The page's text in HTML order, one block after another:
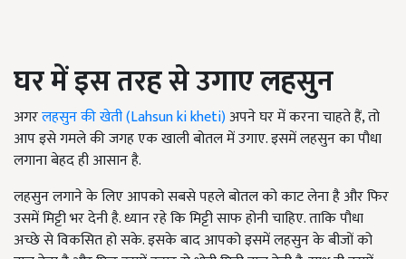
घर में इस तरह से उगाए लहसुन
अगरलहसुन की खेती (Lahsun ki kheti)अपने घर में करना चाहते हैं, तो
आप इसे गमले की जगह एक खाली बोतल में उगाए. इसमें लहसुन का पौधा
लगाना बेहद ही आसान है.
लहसुन लगाने के लिए आपको सबसे पहले बोतल को काट लेना है और फिर
उसमें मिट्टी भर देनी है. ध्यान रहे कि मिट्टी साफ होनी चाहिए. ताकि पौधा
अच्छे से विकसित हो सके. इसके बाद आपको इसमें लहसुन के बीजों को